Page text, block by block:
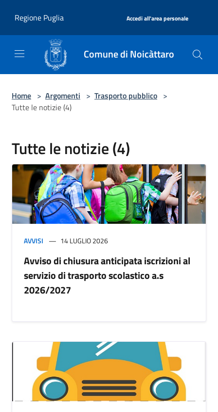
Regione Puglia
Accedi all'area personale
Comune di Noicàttaro
Home > Argomenti > Trasporto pubblico >
Tutte le notizie (4)
Tutte le notizie (4)
AVVISI 14 LUGLIO 2026
Avviso di chiusura anticipata iscrizioni al
servizio di trasporto scolastico a.s
2026/2027